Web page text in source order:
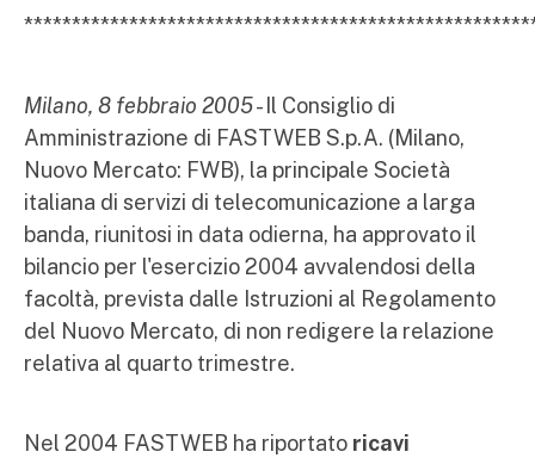
Milano, 8 febbraio 2005- Il Consiglio di
Amministrazione di FASTWEB S.p.A. (Milano,
Nuovo Mercato: FWB), la principale Società
italiana di servizi di telecomunicazione a larga
banda, riunitosi in data odierna, ha approvato il
bilancio per l'esercizio 2004 avvalendosi della
facoltà, prevista dalle Istruzioni al Regolamento
del Nuovo Mercato, di non redigere la relazione
relativa al quarto trimestre.
Nel 2004 FASTWEB ha riportato ricavi